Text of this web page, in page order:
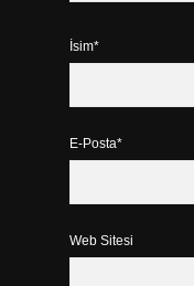
İsim*
E-Posta*
Web Sitesi